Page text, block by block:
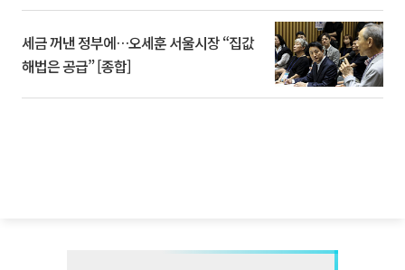
세금 꺼낸 정부에…오세훈 서울시장 “집값
해법은 공급” [종합]